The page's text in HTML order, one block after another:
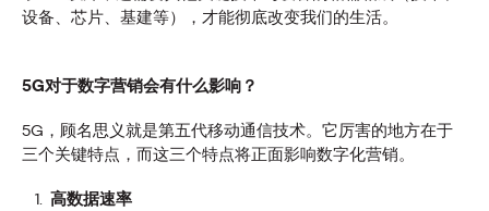
设备、芯片、基建等），才能彻底改变我们的生活。
5G对于数字营销会有什么影响？
5G，顾名思义就是第五代移动通信技术。它厉害的地方在于
三个关键特点，而这三个特点将正面影响数字化营销。
高数据速率
告别算法红利，社交营销「回归真实」之道。掌握「五大真实
深度联结，引领未来。
More →